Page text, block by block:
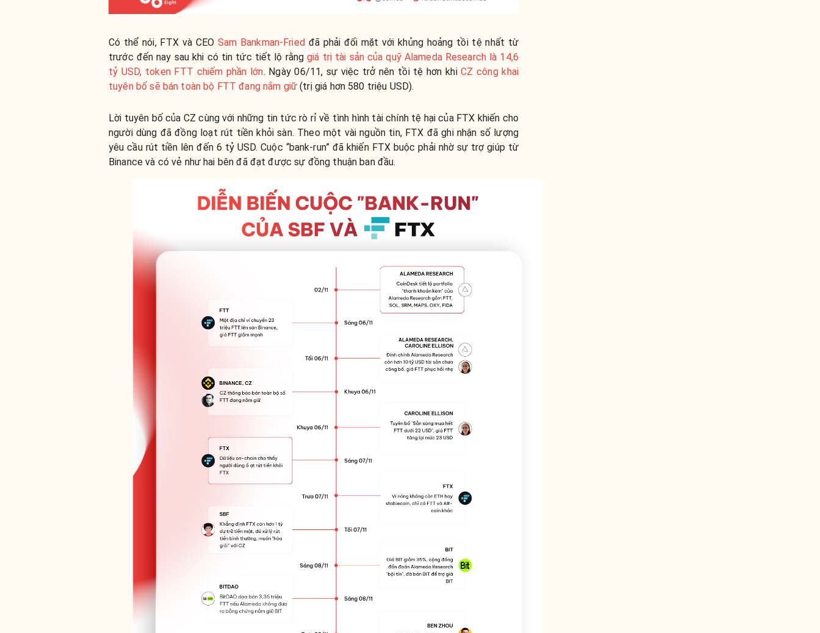
Có thể nói, FTX và CEO Sam Bankman-Friedđã phải đối mặt với khủng hoảng tồi tệ nhất từ
trước đến nay sau khi có tin tức tiết lộ rằnggiá trị tài sản của quỹ Alameda Research là 14,6
tỷ USD, token FTT chiếm phần lớn. Ngày 06/11, sự việc trở nên tồi tệ hơn khiCZ công khai
tuyên bố sẽ bán toàn bộ FTT đang nắm giữ (trị giá hơn 580 triệu USD).
Lời tuyên bố của CZ cùng với những tin tức rò rỉ về tình hình tài chính tệ hại của FTX khiến cho
người dùng đã đồng loạt rút tiền khỏi sàn. Theo một vài nguồn tin, FTX đã ghi nhận số lượng
yêu cầu rút tiền lên đến 6 tỷ USD. Cuộc “bank-run” đã khiến FTX buộc phải nhờ sự trợ giúp từ
Binance và có vẻ như hai bên đã đạt được sự đồng thuận ban đầu.